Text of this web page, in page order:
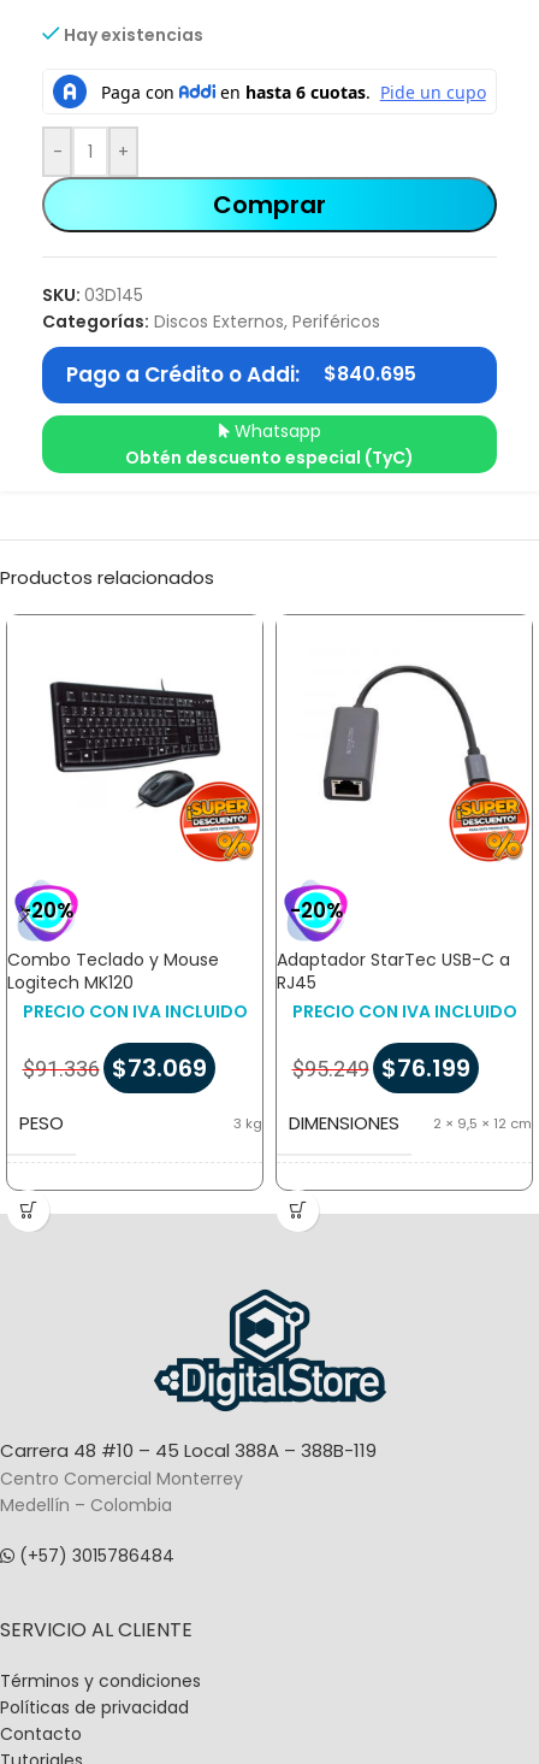
Hay existencias
- +
Comprar
SKU: 03D145
Categorías: Discos Externos, Periféricos
Pago a Crédito o Addi: $840.695
Whatsapp
Obtén descuento especial (TyC)
Productos relacionados
-20%
Combo Teclado y Mouse
Logitech MK120
PRECIO CON IVA INCLUIDO
$91.336 $73.069
PESO 3 kg
DIMENSIONES
-20%
Adaptador StarTec USB-C a
RJ45
PRECIO CON IVA INCLUIDO
$95.249 $76.199
DIMENSIONES 2 × 9,5 × 12 cm
MARCA
Carrera 48 #10 – 45 Local 388A – 388B-119
Centro Comercial Monterrey
Medellín – Colombia
(+57) 3015786484
SERVICIO AL CLIENTE
Términos y condiciones
Políticas de privacidad
Contacto